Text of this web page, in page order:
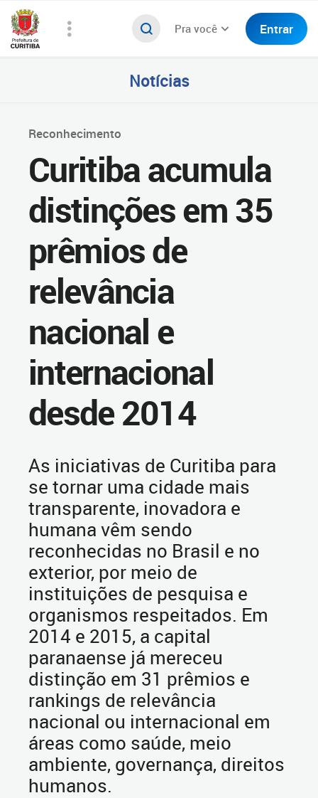
Pra você Entrar
Notícias
Reconhecimento
Curitiba acumula
distinções em 35
prêmios de
relevância
nacional e
internacional
desde 2014
As iniciativas de Curitiba para
se tornar uma cidade mais
transparente, inovadora e
humana vêm sendo
reconhecidas no Brasil e no
exterior, por meio de
instituições de pesquisa e
organismos respeitados. Em
2014 e 2015, a capital
paranaense já mereceu
distinção em 31 prêmios e
rankings de relevância
nacional ou internacional em
áreas como saúde, meio
ambiente, governança, direitos
humanos.